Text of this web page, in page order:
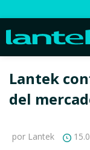
Lantek
del
por Lantek